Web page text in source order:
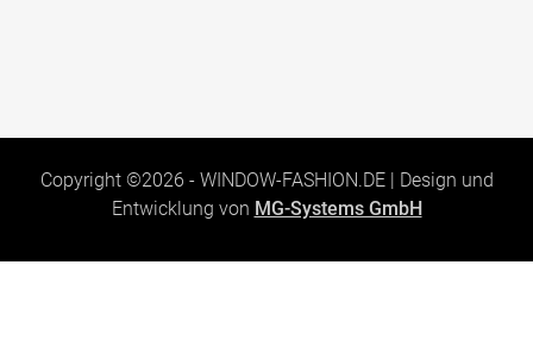
Copyright ©2026 - WINDOW-FASHION.DE|
Design und
Entwicklung von MG-Systems GmbH